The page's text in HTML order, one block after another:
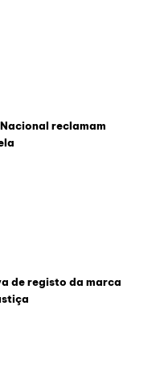
reclamam
de registo da marca